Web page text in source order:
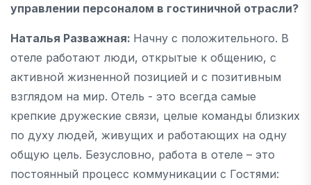
управлении персоналом в гостиничной отрасли?
Наталья Разважная: Начну с положительного. В
отеле работают люди, открытые к общению, с
активной жизненной позицией и с позитивным
взглядом на мир. Отель - это всегда самые
крепкие дружеские связи, целые команды близких
по духу людей, живущих и работающих на одну
общую цель. Безусловно, работа в отеле – это
постоянный процесс коммуникации с Гостями: